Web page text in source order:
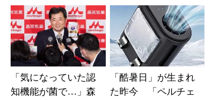
解説
得なiPhone／...
「気になっていた認
知機能が菌で…」森
「酷暑日」が生まれ
た昨今 「ペルチェ